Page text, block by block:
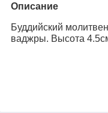
Описание
Буддийский
ваджры. Высота